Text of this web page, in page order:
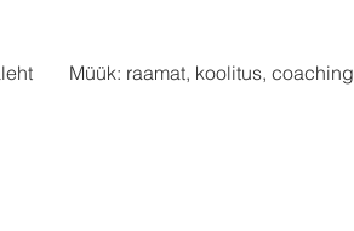
Müük: raamat, koolitus, coaching